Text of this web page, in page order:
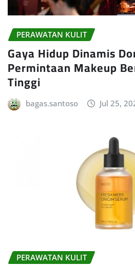
PERAWATAN KULIT
Gaya Hidup Dinamis
Permintaan Makeup
Tinggi
bagas.santoso Jul 25,
PERAWATAN KULIT